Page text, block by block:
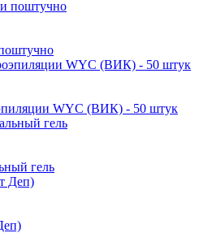
WYC (ВИК) - 50 штук
гель